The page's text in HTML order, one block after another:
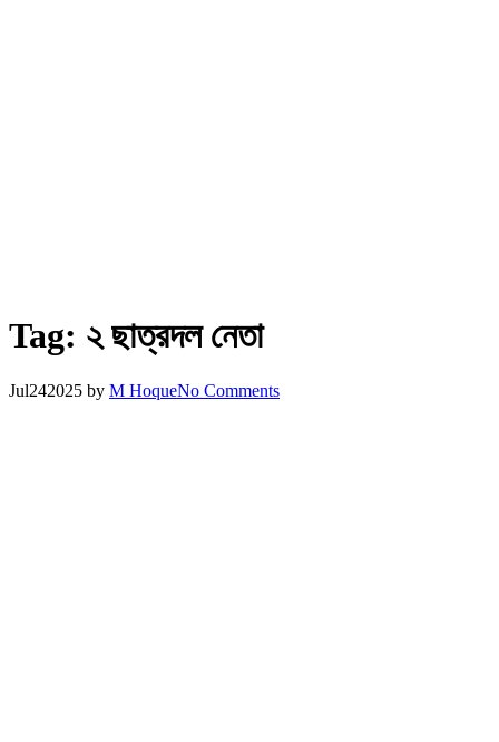
Tag: ২ ছাত্রদল নেতা
Jul242025 by M HoqueNo Comments